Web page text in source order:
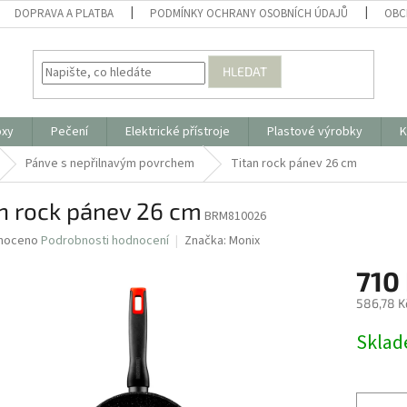
DOPRAVA A PLATBA PODMÍNKY OCHRANY OSOBNÍCH ÚDAJŮ
HLEDAT
Pečení Elektrické přístroje Plastové výrobky
Pánve s nepřilnavým povrchem Titan rock pánev 26 cm
rock pánev 26 cm BRM810026
Podrobnosti hodnocení Značka: Monix
710
586,78
cena: